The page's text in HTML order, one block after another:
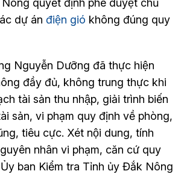
quyết định phê duyệt chủ
dự án điện gió không đúng quy
Nguyễn Dưỡng đã thực hiện
đầy đủ, không trung thực khi
tài sản thu nhập, giải trình biến
sản, vi phạm quy định về phòng,
tiêu cực. Xét nội dung, tính
nhân vi phạm, căn cứ quy
ban Kiểm tra Tỉnh ủy Đắk Nông